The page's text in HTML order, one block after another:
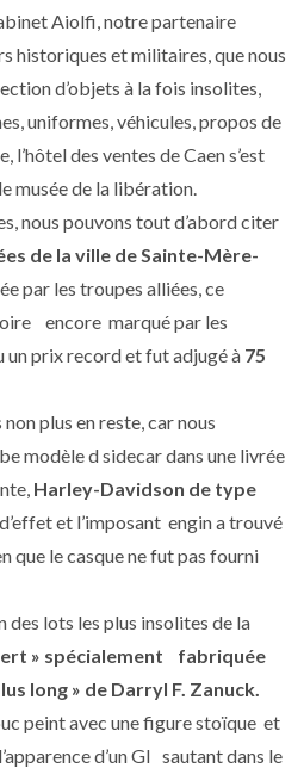
Aiolfi, notre partenaire
historiques et militaires, que nous
d’objets à la fois insolites,
uniformes, véhicules, propos de
l’hôtel des ventes de Caen s’est
musée de la libération.
nous pouvons tout d’abord citer
de la ville de Sainte-Mère-
par les troupes alliées, ce
encore marqué par les
un prix record et fut adjugé à 75
plus en reste, car nous
modèle d sidecar dans une livrée
Harley-Davidson de type
et l’imposant engin a trouvé
que le casque ne fut pas fourni
des lots les plus insolites de la
» spécialement fabriquée
long » de Darryl F. Zanuck.
peint avec une figure stoïque et
d’un GI sautant dans le